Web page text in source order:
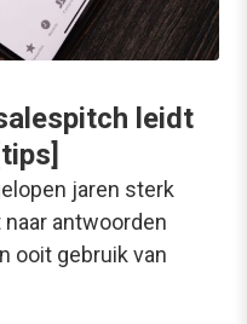
leidt
jaren sterk
antwoorden
ooit gebruik van